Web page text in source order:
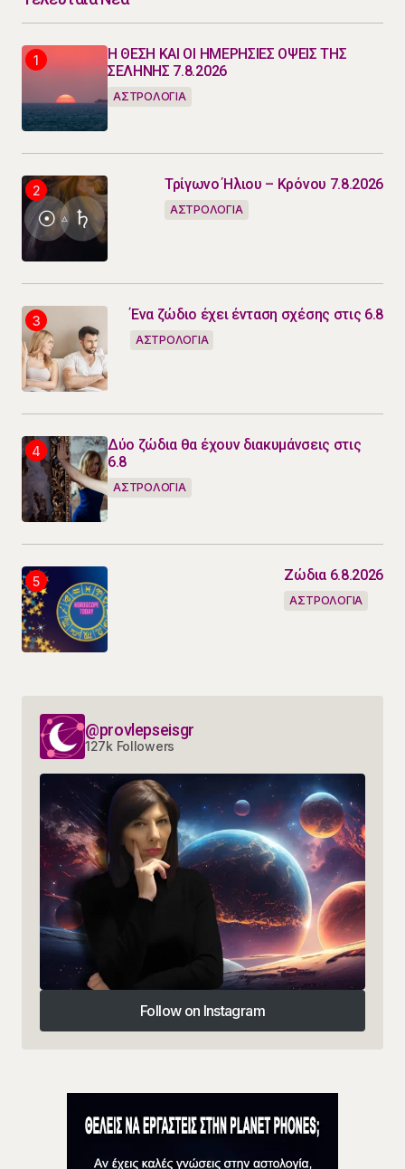
Η ΘΕΣΗ ΚΑΙ ΟΙ ΗΜΕΡΗΣΙΕΣ ΟΨΕΙΣ ΤΗΣ
ΣΕΛΗΝΗΣ 7.8.2026
ΑΣΤΡΟΛΟΓΙΑ
Τρίγωνο Ήλιου – Κρόνου 7.8.2026
ΑΣΤΡΟΛΟΓΙΑ
Ένα ζώδιο έχει ένταση σχέσης στις 6.8
ΑΣΤΡΟΛΟΓΙΑ
Δύο ζώδια θα έχουν διακυμάνσεις στις
6.8
ΑΣΤΡΟΛΟΓΙΑ
Ζώδια 6.8.2026
ΑΣΤΡΟΛΟΓΙΑ
@provlepseisgr
127k Followers
Follow on Instagram
Follow on Instagram